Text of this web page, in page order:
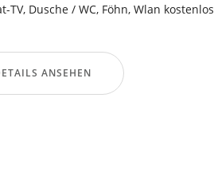
TV, Dusche / WC, Föhn, Wlan kostenlos
ANSEHEN